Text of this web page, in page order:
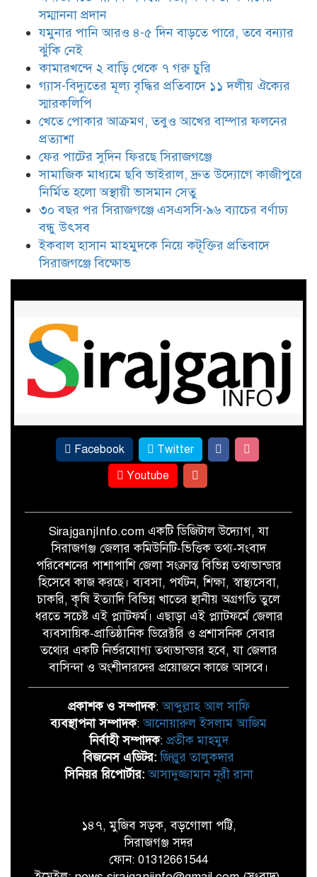
খেতে পোকার আক্রমণ, তবুও আখের
বাম্পার ফলনের প্রত্যাশা
ফের পাটের সুদিন ফিরছে সিরাজগঞ্জে
সামাজিক মাধ্যমে ছবি ভাইরাল, দ্রুত
উদ্যোগে কাজীপুরে নির্মিত হলো
৩০ বছর পর সিরাজগঞ্জে এসএসসি-৯৬
কটূক্তির প্রতিবাদে সিরাজগঞ্জে বিক্ষোভ
সম্মাননা প্রদান
যমুনার পানি আরও ৪-৫ দিন বাড়তে পারে, তবে বন্যার
ঝুঁকি নেই
কামারখন্দে ২ বাড়ি থেকে ৭ গরু চুরি
গ্যাস-বিদ্যুতের মূল্য বৃদ্ধির প্রতিবাদে ১১ দলীয় ঐক্যের
স্মারকলিপি
খেতে পোকার আক্রমণ, তবুও আখের বাম্পার ফলনের
প্রত্যাশা
ফের পাটের সুদিন ফিরছে সিরাজগঞ্জে
সামাজিক মাধ্যমে ছবি ভাইরাল, দ্রুত উদ্যোগে কাজীপুরে
নির্মিত হলো অস্থায়ী ভাসমান সেতু
৩০ বছর পর সিরাজগঞ্জে এসএসসি-৯৬ ব্যাচের বর্ণাঢ্য
বন্ধু উৎসব
ইকবাল হাসান মাহমুদকে নিয়ে কটূক্তির প্রতিবাদে
সিরাজগঞ্জে বিক্ষোভ
Facebook
Twitter
Youtube
SirajganjInfo.com একটি ডিজিটাল উদ্যোগ, যা
সিরাজগঞ্জ জেলার কমিউনিটি-ভিত্তিক তথ্য-সংবাদ
পরিবেশনের পাশাপাশি জেলা সংক্রান্ত বিভিন্ন তথ্যভান্ডার
হিসেবে কাজ করছে। ব্যবসা, পর্যটন, শিক্ষা, স্বাস্থ্যসেবা,
চাকরি, কৃষি ইত্যাদি বিভিন্ন খাতের স্থানীয় অগ্রগতি তুলে
ধরতে সচেষ্ট এই প্ল্যাটফর্ম। এছাড়া এই প্ল্যাটফর্মে জেলার
ব্যবসায়িক-প্রাতিষ্ঠানিক ডিরেক্টরি ও প্রশাসনিক সেবার
তথ্যের একটি নির্ভরযোগ্য তথ্যভান্ডার হবে, যা জেলার
বাসিন্দা ও অংশীদারদের প্রয়োজনে কাজে আসবে।
প্রকাশক ও সম্পাদক:আব্দুল্লাহ আল সাফি
ব্যবস্থাপনা সম্পাদক:আনোয়ারুল ইসলাম আজিম
নির্বাহী সম্পাদক: প্রতীক মাহমুদ
বিজনেস এডিটর: জিল্লুর তালুকদার
সিনিয়র রিপোর্টার: আসাদুজ্জামান নূরী রানা
১৪৭, মুজিব সড়ক, বড়গোলা পট্টি,
সিরাজগঞ্জ সদর
ফোন: 01312661544